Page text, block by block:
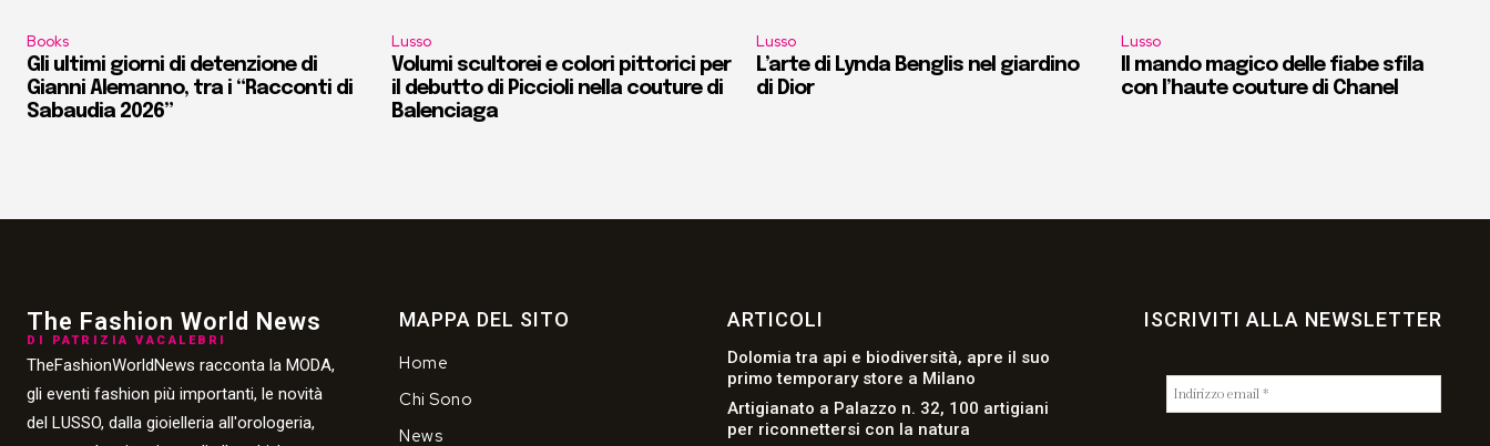
Books
Gli ultimi giorni di detenzione di
Gianni Alemanno, tra i “Racconti di
Sabaudia 2026”
Lusso
Volumi scultorei e colori pittorici per
il debutto di Piccioli nella couture di
Balenciaga
Lusso
L’arte di Lynda Benglis nel giardino
di Dior
Lusso
Il mando magico delle fiabe sfila
con l’haute couture di Chanel
The Fashion World News
DI PATRIZIA VACALEBRI
TheFashionWorldNews racconta la MODA,
gli eventi fashion più importanti, le novità
del LUSSO, dalla gioielleria all'orologeria,
MAPPA DEL SITO
Home
Chi Sono
News
ARTICOLI
Dolomia tra api e biodiversità, apre il suo
primo temporary store a Milano
Artigianato a Palazzo n. 32, 100 artigiani
per riconnettersi con la natura
ISCRIVITI ALLA NEWSLETTER